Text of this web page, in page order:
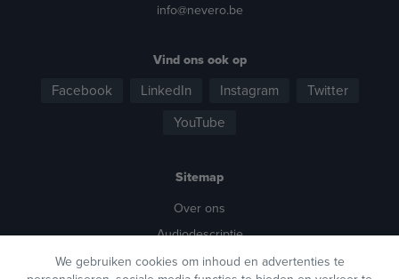
We gebruiken cookies om inhoud en advertenties te
info@nevero.be
Vind ons ook op
Facebook LinkedIn Instagram
Twitter
YouTube
Sitemap
Over ons
Audiodescriptie
Stemwerk